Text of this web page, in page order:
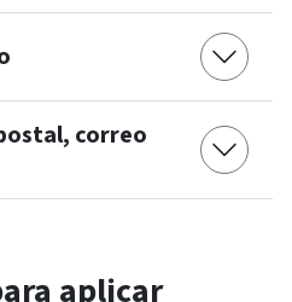
correo
aplicar